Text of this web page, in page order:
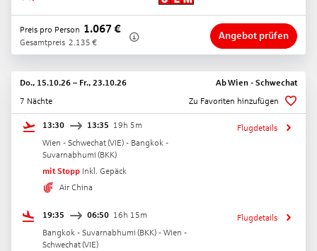
Preis pro Person 1.067 €
Gesamtpreis 2.135 €
Angebot prüfen
Do., 15.10.26 – Fr., 23.10.26 AbWien - Schwechat
7 Nächte
Zu Favoriten hinzufügen
13:30 13:35 19h 5m
Wien - Schwechat(VIE) - Bangkok -
Suvarnabhumi (BKK)
mit Stopp Inkl. Gepäck
Air China
Flugdetails
19:35 06:50 16h 15m
Bangkok - Suvarnabhumi (BKK) - Wien -
Schwechat(VIE)
Flugdetails